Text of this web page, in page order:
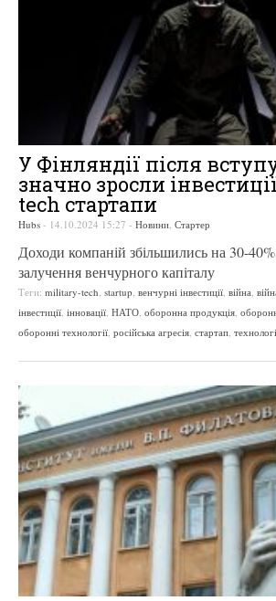
У Фінляндії після
значно зросли
tech стартапи
Hubs - 14.10.2024 15:27 - Новини, Стартер
Доходи компаній збільшились на 30-
залучення венчурного капіталу
Теги: military-tech, startup, венчурні інвестиції, війна,
інвестиції, інновації, НАТО, оборонна продукція,
оборонні технології, російська агресія, стартап,